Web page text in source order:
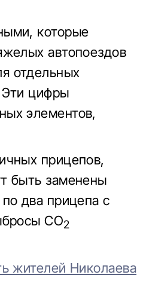
которые
автопоездов
отдельных
Эти цифры
элементов,
прицепов,
быть заменены
два прицепа с
CO2
жителей Николаева